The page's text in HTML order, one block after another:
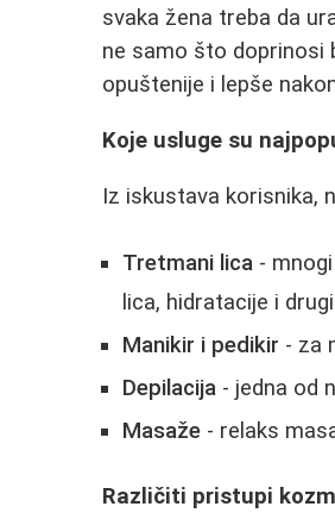
svaka žena treba da
ne samo što doprinosi
opuštenije i lepše
Koje usluge su
Iz iskustava korisnika,
Tretmani lica -
lica, hidratacije i
Manikir i pedikir - za
Depilacija - jedna od
Masaže - relaks
Različiti pristupi